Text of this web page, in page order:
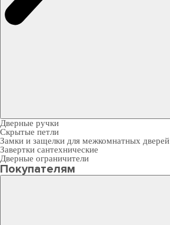
Дверные ручки
Скрытые петли
Замки и защелки для межкомнатных дверей
Завертки сантехнические
Дверные ограничители
Покупателям